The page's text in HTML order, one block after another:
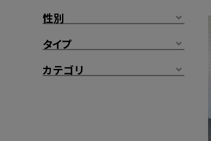
性別
タイプ
カテゴリ